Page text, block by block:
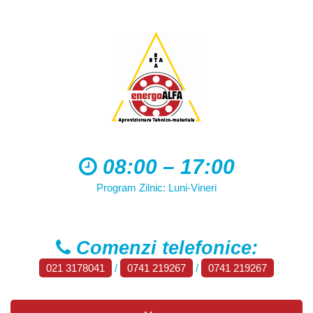
08:00 – 17:00
Program Zilnic: Luni-Vineri
Comenzi telefonice:
021 3178041 / 0741 219267 / 0741 219267